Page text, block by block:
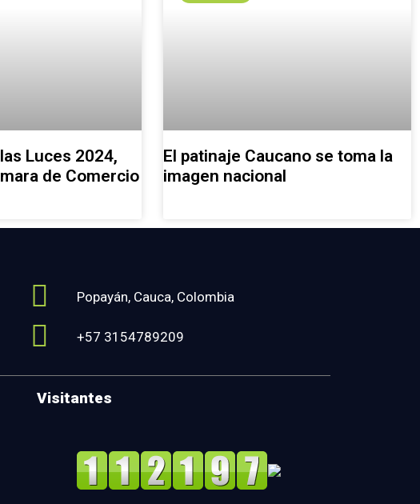
Luces 2024,
de Comercio
El patinaje Caucano se toma la
imagen nacional
Popayán, Cauca, Colombia
+57 3154789209
Visitantes